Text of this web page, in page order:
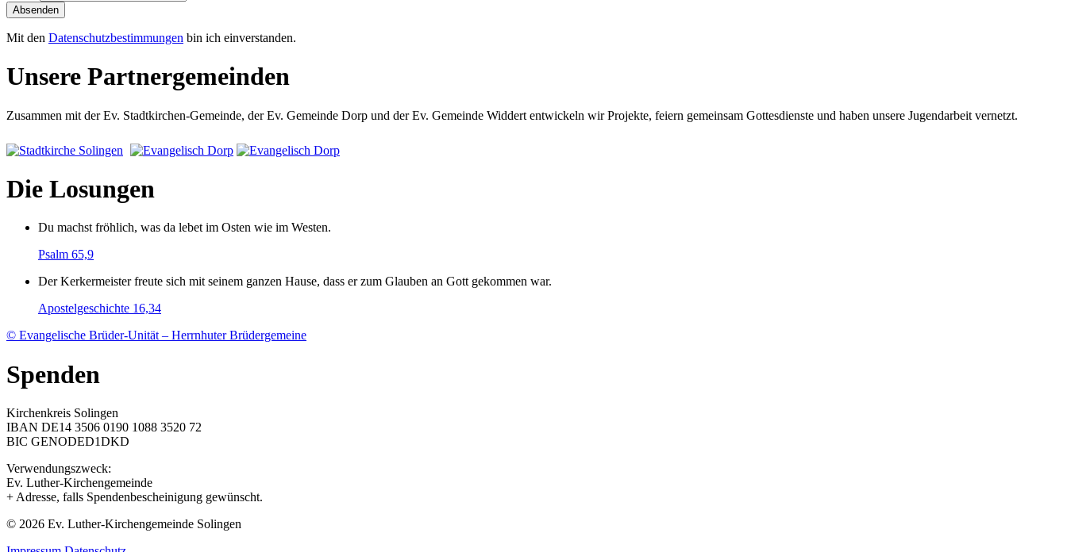
Absenden
Mit den Datenschutzbestimmungen bin ich einverstanden.
Unsere Partnergemeinden
Zusammen mit der Ev. Stadtkirchen-Gemeinde, der Ev. Gemeinde Dorp und der Ev. Gemeinde Widdert entwickeln wir Projekte, feiern gemeinsam Gottesdienste und haben unsere Jugendarbeit vernetzt.
Die Losungen
Du machst fröhlich, was da lebet im Osten wie im Westen.
Psalm 65,9
Der Kerkermeister freute sich mit seinem ganzen Hause, dass er zum Glauben an Gott gekommen war.
Apostelgeschichte 16,34
© Evangelische Brüder-Unität – Herrnhuter Brüdergemeine
Spenden
Kirchenkreis Solingen
IBAN DE14 3506 0190 1088 3520 72
BIC GENODED1DKD
Verwendungszweck:
Ev. Luther-Kirchengemeinde
+ Adresse, falls Spendenbescheinigung gewünscht.
© 2026 Ev. Luther-Kirchengemeinde Solingen